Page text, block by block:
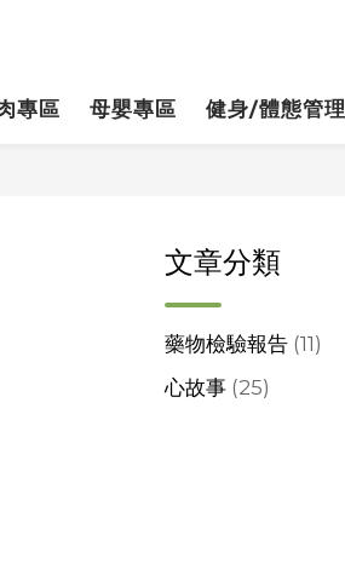
專區 母嬰專區 健身/體態管理
文章分類
藥物檢驗報告 (11)
心故事 (25)